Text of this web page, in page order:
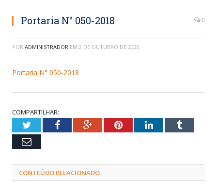
Portaria N° 050-2018 0
POR ADMINISTRADOR EM 2 DE OUTUBRO DE 2020
Portaria N° 050-2018
COMPARTILHAR:
TwitterFacebookGoogle+PinterestLinkedInTumblr
Email
CONTEÚDO RELACIONADO